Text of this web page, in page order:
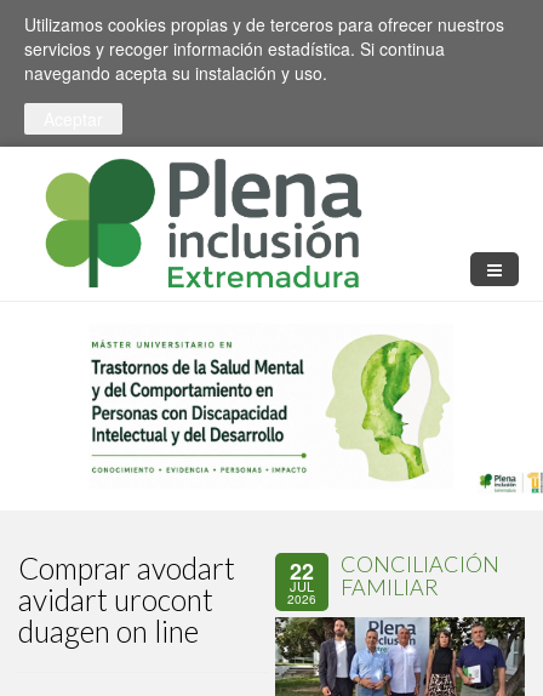
Pasar al contenido principal
Toggle high contrast
Utilizamos cookies propias y de terceros para ofrecer nuestros
servicios y recoger información estadística. Si continua
navegando acepta su instalación y uso.
Comprar avodart
avidart urocont
duagen on line
22
JUL
2026
CONCILIACIÓN
FAMILIAR